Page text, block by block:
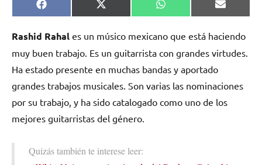
Compartir
en
Facebook
Compartir
en
X
(Twitter)
Compartir
en
WhatsApp
en
Email
Rashid Rahal es un músico mexicano que está haciendo
muy buen trabajo. Es un guitarrista con grandes virtudes.
Ha estado presente en muchas bandas y aportado
grandes trabajos musicales. Son varias las nominaciones
por su trabajo, y ha sido catalogado como uno de los
mejores guitarristas del género.
Quizás también te interese leer: